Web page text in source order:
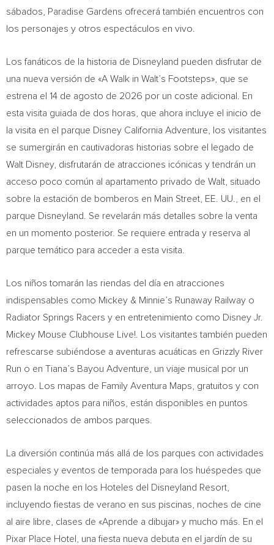
sábados, Paradise Gardens ofrecerá también encuentros con
los personajes y otros espectáculos en vivo.
Los fanáticos de la historia de Disneyland pueden disfrutar de
una nueva versión de «A Walk in Walt’s Footsteps», que se
estrena el 14 de agosto de 2026 por un coste adicional. En
esta visita guiada de dos horas, que ahora incluye el inicio de
la visita en el parque Disney California Adventure, los visitantes
se sumergirán en cautivadoras historias sobre el legado de
Walt Disney, disfrutarán de atracciones icónicas y tendrán un
acceso poco común al apartamento privado de Walt, situado
sobre la estación de bomberos en Main Street, EE. UU., en el
parque Disneyland. Se revelarán más detalles sobre la venta
en un momento posterior. Se requiere entrada y reserva al
parque temático para acceder a esta visita.
Los niños tomarán las riendas del día en atracciones
indispensables como Mickey & Minnie’s Runaway Railway o
Radiator Springs Racers y en entretenimiento como Disney Jr.
Mickey Mouse Clubhouse Live!. Los visitantes también pueden
refrescarse subiéndose a aventuras acuáticas en Grizzly River
Run o en Tiana’s Bayou Adventure, un viaje musical por un
arroyo. Los mapas de Family Aventura Maps, gratuitos y con
actividades aptos para niños, están disponibles en puntos
seleccionados de ambos parques.
La diversión continúa más allá de los parques con actividades
especiales y eventos de temporada para los huéspedes que
pasen la noche en los Hoteles del Disneyland Resort,
incluyendo fiestas de verano en sus piscinas, noches de cine
al aire libre, clases de «Aprende a dibujar» y mucho más. En el
Pixar Place Hotel, una fiesta nueva debuta en el jardín de su